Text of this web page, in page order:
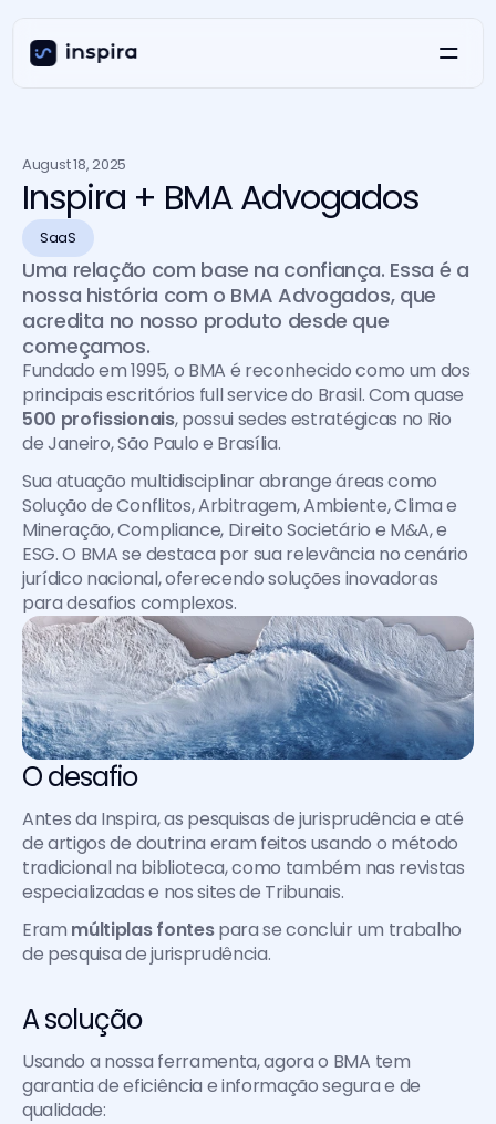
August 18, 2025
Inspira + BMA Advogados
SaaS
Uma relação com base na confiança. Essa é a
nossa história com o BMA Advogados, que
acredita no nosso produto desde que
começamos.
Fundado em 1995, o BMA é reconhecido como um dos
500 profissionais, possui sedes estratégicas no Rio
de Janeiro, São Paulo e Brasília.
Sua atuação multidisciplinar abrange áreas como
Solução de Conflitos, Arbitragem, Ambiente, Clima e
Mineração, Compliance, Direito Societário e M&A, e
ESG. O BMA se destaca por sua relevância no cenário
jurídico nacional, oferecendo soluções inovadoras
para desafios complexos.
O desafio
Antes da Inspira, as pesquisas de jurisprudência e até
de artigos de doutrina eram feitos usando o método
tradicional na biblioteca, como também nas revistas
especializadas e nos sites de Tribunais.
Eram múltiplas fontes para se concluir um trabalho
de pesquisa de jurisprudência.
A solução
Usando a nossa ferramenta, agora o BMA tem
garantia de eficiência e informação segura e de
qualidade: